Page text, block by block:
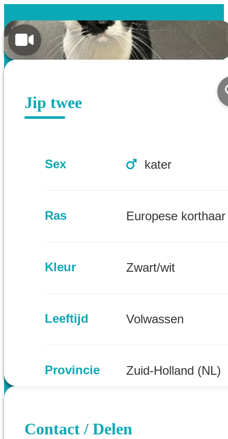
Jip twee
Sex kater
Ras Europese korthaar
Kleur Zwart/wit
Leeftijd Volwassen
Provincie Zuid-Holland (NL)
Contact / Delen